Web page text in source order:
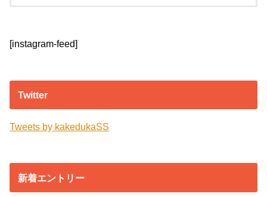
[instagram-feed]
Twitter
Tweets by kakedukaSS
新着エントリー